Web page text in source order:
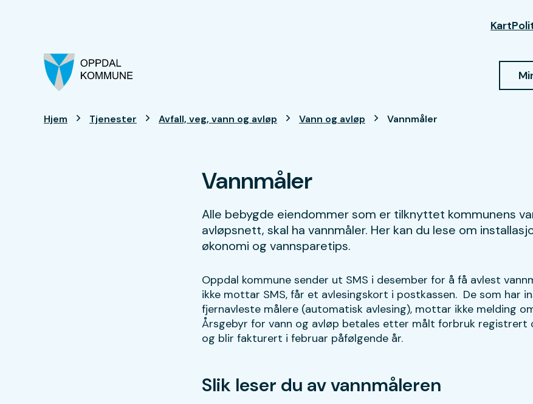
Kart
Du er her:
Hjem Tjenester Avfall, veg, vann og avløp Vann og avløp Vannmåler
Vannmåler
Alle bebygde eiendommer som er tilknyttet kommunens
avløpsnett, skal ha vannmåler. Her kan du lese om
økonomi og vannsparetips.
Oppdal kommune sender ut SMS i desember for å få avlest
ikke mottar SMS, får et avlesingskort i postkassen. De som har
fjernavleste målere (automatisk avlesing), mottar ikke melding
Årsgebyr for vann og avløp betales etter målt forbruk registrert
og blir fakturert i februar påfølgende år.
Slik leser du av vannmåleren